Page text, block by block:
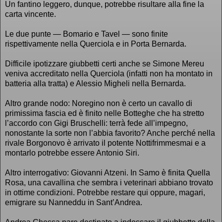
Un fantino leggero, dunque, potrebbe risultare alla fine la
carta vincente.
Le due punte — Bomario e Tavel — sono finite
rispettivamente nella Querciola e in Porta Bernarda.
Difficile ipotizzare giubbetti certi anche se Simone Mereu
veniva accreditato nella Querciola (infatti non ha montato in
batteria alla tratta) e Alessio Migheli nella Bernarda.
Altro grande nodo: Noregino non è certo un cavallo di
primissima fascia ed è finito nelle Botteghe che ha stretto
l’accordo con Gigi Bruschelli: terrà fede all’impegno,
nonostante la sorte non l’abbia favorito? Anche perché nella
rivale Borgonovo è arrivato il potente Nottifrimmesmai e a
montarlo potrebbe essere Antonio Siri.
Altro interrogativo: Giovanni Atzeni. In Samo è finita Quella
Rosa, una cavallina che sembra i veterinari abbiano trovato
in ottime condizioni. Potrebbe restare qui oppure, magari,
emigrare su Nanneddu in Sant’Andrea.